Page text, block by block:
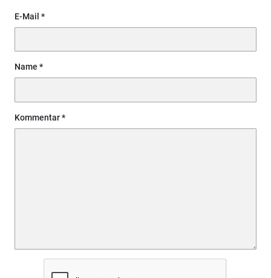
E-Mail
Name
Kommentar